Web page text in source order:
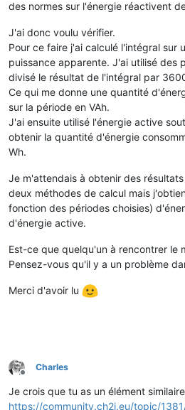
des normes sur l'énergie réactivent
J'ai donc voulu vérifier.
Pour ce faire j'ai calculé l'intégral sur
puissance apparente. J'ai utilisé des
divisé le résultat de l'intégral par
Ce qui me donne une quantité
sur la période en VAh.
J'ai ensuite utilisé l'énergie active
obtenir la quantité d'énergie
Wh.
Je m'attendais à obtenir des
deux méthodes de calcul mais
fonction des périodes choisies)
d'énergie active.
Est-ce que quelqu'un à rencontrer le
Pensez-vous qu'il y a un problème
Merci d'avoir lu
Offline
Charles
Je crois que tu as un élément
https://community.ch2i.eu/topic/